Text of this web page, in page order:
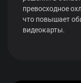
превосходное
что повышает
видеокарты.